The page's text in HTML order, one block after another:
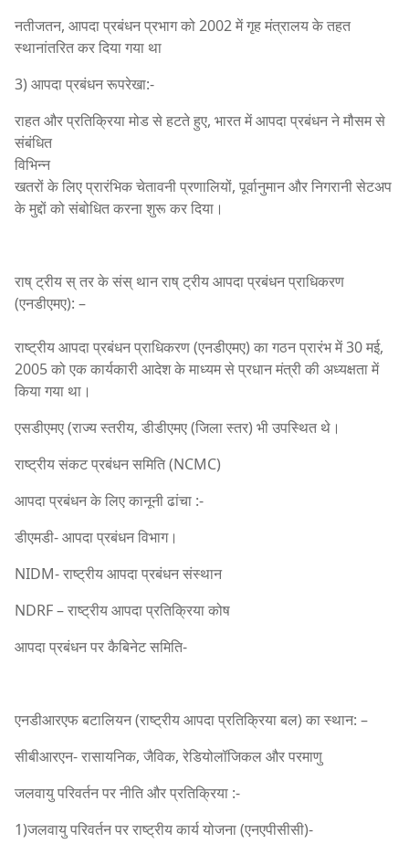
नतीजतन, आपदा प्रबंधन प्रभाग को 2002 में गृह मंत्रालय के तहत
स्थानांतरित कर दिया गया था
3) आपदा प्रबंधन रूपरेखा:-
राहत और प्रतिक्रिया मोड से हटते हुए, भारत में आपदा प्रबंधन ने मौसम से
संबंधित
विभिन्न
खतरों के लिए प्रारंभिक चेतावनी प्रणालियों, पूर्वानुमान और निगरानी सेटअप
के मुद्दों को संबोधित करना शुरू कर दिया।
राष् ट्रीय स् तर के संस् थान राष् ट्रीय आपदा प्रबंधन प्राधिकरण
(एनडीएमए): –
राष्ट्रीय आपदा प्रबंधन प्राधिकरण (एनडीएमए) का गठन प्रारंभ में 30 मई,
2005 को एक कार्यकारी आदेश के माध्यम से प्रधान मंत्री की अध्यक्षता में
किया गया था।
एसडीएमए (राज्य स्तरीय, डीडीएमए (जिला स्तर) भी उपस्थित थे।
राष्ट्रीय संकट प्रबंधन समिति (NCMC)
आपदा प्रबंधन के लिए कानूनी ढांचा :-
डीएमडी- आपदा प्रबंधन विभाग।
NIDM- राष्ट्रीय आपदा प्रबंधन संस्थान
NDRF – राष्ट्रीय आपदा प्रतिक्रिया कोष
आपदा प्रबंधन पर कैबिनेट समिति-
एनडीआरएफ बटालियन (राष्ट्रीय आपदा प्रतिक्रिया बल) का स्थान: –
सीबीआरएन- रासायनिक, जैविक, रेडियोलॉजिकल और परमाणु
जलवायु परिवर्तन पर नीति और प्रतिक्रिया :-
1)जलवायु परिवर्तन पर राष्ट्रीय कार्य योजना (एनएपीसीसी)-